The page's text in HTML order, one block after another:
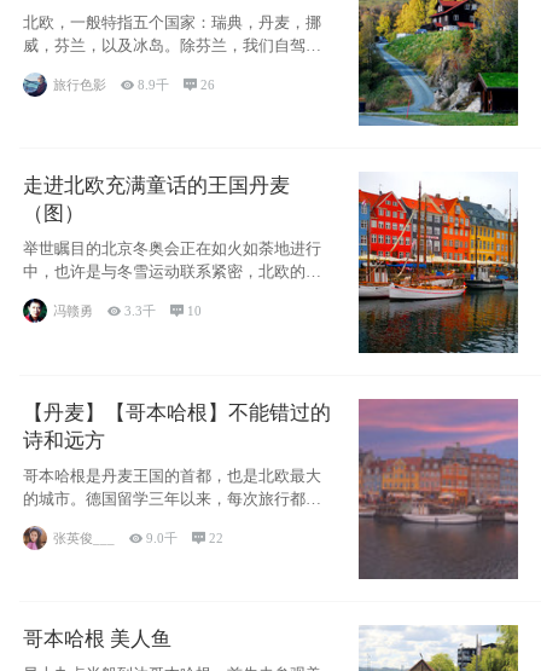
北欧，一般特指五个国家：瑞典，丹麦，挪
威，芬兰，以及冰岛。除芬兰，我们自驾游
旅行色影 8.9千 26
走进北欧充满童话的王国丹麦
（图）
举世瞩目的北京冬奥会正在如火如荼地进行
中，也许是与冬雪运动联系紧密，北欧的一
些国家因
冯赣勇 3.3千  10
【丹麦】【哥本哈根】不能错过的
诗和远方
哥本哈根是丹麦王国的首都，也是北欧最大
的城市。德国留学三年以来，每次旅行都是
张英俊___ 9.0千 22
哥本哈根 美人鱼